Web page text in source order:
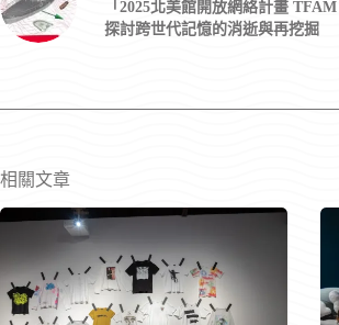
「2025北美館開放網絡計畫 TFAM
探討跨世代記憶的消逝與再挖掘
相關文章